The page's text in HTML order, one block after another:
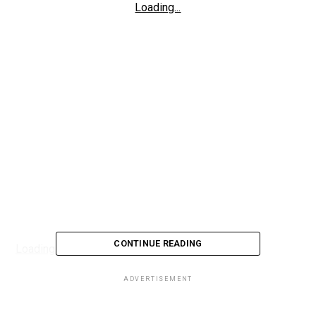
Loading...
CONTINUE READING
ADVERTISEMENT